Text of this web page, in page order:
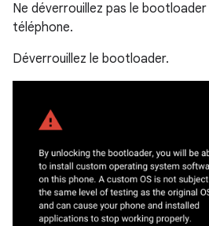
Ne déverrouillez pas le
téléphone.
Déverrouillez le bootloader.